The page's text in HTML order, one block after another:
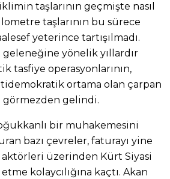
taşlarının geçmişte nasıl
taşlarının bu sürece
yeterince tartışılmadı.
yönelik yıllardır
tasfiye operasyonlarının,
ortama olan çarpan
görmezden gelindi.
bir muhakemesini
bazı çevreler, faturayı yine
üzerinden Kürt Siyasi
kolaycılığına kaçtı. Akan